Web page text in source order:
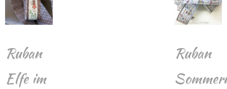
Ruban
Elfe im
Ruban